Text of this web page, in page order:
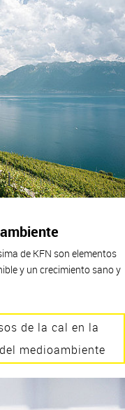
de KFN son elementos
y un crecimiento sano y
de la cal en la
medioambiente